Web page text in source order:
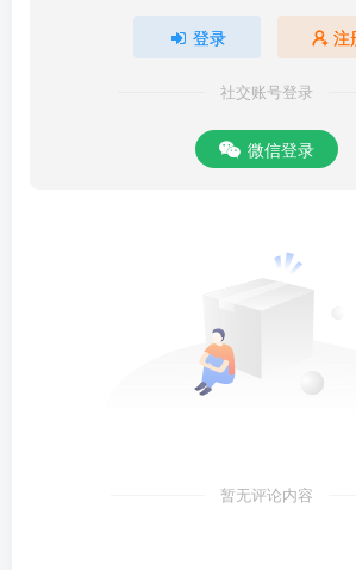
登录 注
社交账号登录
微信登录
暂无评论内容